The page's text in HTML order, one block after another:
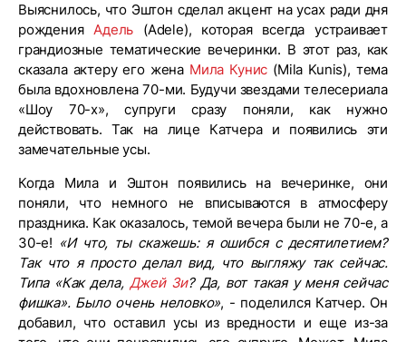
Выяснилось, что Эштон сделал акцент на усах ради дня
рожденияАдель (Adele), которая всегда устраивает
грандиозные тематические вечеринки. В этот раз, как
сказала актеру его жена Мила Кунис (Mila Kunis), тема
была вдохновлена 70-ми. Будучи звездами телесериала
«Шоу 70-х», супруги сразу поняли, как нужно
действовать. Так на лице Катчера и появились эти
замечательные усы.
Когда Мила и Эштон появились на вечеринке, они
поняли, что немного не вписываются в атмосферу
праздника. Как оказалось, темой вечера были не 70-е, а
30-е! «И что, ты скажешь: я ошибся с десятилетием?
Так что я просто делал вид, что выгляжу так сейчас.
Типа «Как дела, Джей Зи? Да, вот такая у меня сейчас
фишка». Было очень неловко», - поделился Катчер. Он
добавил, что оставил усы из вредности и еще из-за